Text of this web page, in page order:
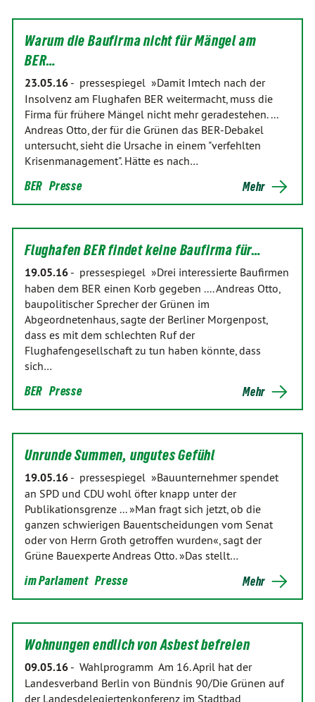
Warum die Baufirma nicht für Mängel am
BER…
23.05.16 - pressespiegel »Damit Imtech nach der
Insolvenz am Flughafen BER weitermacht, muss die
Firma für frühere Mängel nicht mehr geradestehen. ...
Andreas Otto, der für die Grünen das BER-Debakel
untersucht, sieht die Ursache in einem "verfehlten
Krisenmanagement". Hätte es nach…
BER Presse Mehr
Flughafen BER findet keine Baufirma für…
19.05.16 - pressespiegel »Drei interessierte Baufirmen
haben dem BER einen Korb gegeben .... Andreas Otto,
baupolitischer Sprecher der Grünen im
Abgeordnetenhaus, sagte der Berliner Morgenpost,
dass es mit dem schlechten Ruf der
Flughafengesellschaft zu tun haben könnte, dass
sich…
BER Presse Mehr
Unrunde Summen, ungutes Gefühl
19.05.16 - pressespiegel »Bauunternehmer spendet
an SPD und CDU wohl öfter knapp unter der
Publikationsgrenze ... »Man fragt sich jetzt, ob die
ganzen schwierigen Bauentscheidungen vom Senat
oder von Herrn Groth getroffen wurden«, sagt der
Grüne Bauexperte Andreas Otto. »Das stellt…
im Parlament Presse Mehr
Wohnungen endlich von Asbest befreien
09.05.16 - Wahlprogramm Am 16. April hat der
Landesverband Berlin von Bündnis 90/Die Grünen auf
der Landesdelegiertenkonferenz im Stadtbad